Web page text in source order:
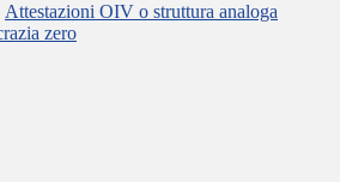
Attestazioni OIV o struttura analoga
zero